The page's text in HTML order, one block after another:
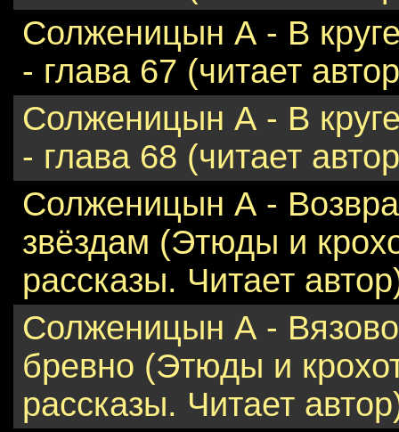
Солженицын А - В
- глава 67 (читает
Солженицын А - В
- глава 68 (читает
Солженицын А -
звёздам (Этюды и
рассказы. Читает
Солженицын А -
бревно (Этюды и
рассказы. Читает